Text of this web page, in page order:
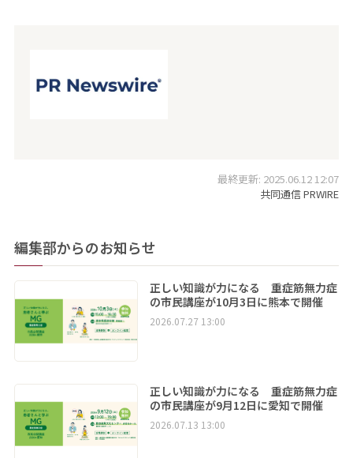
最終更新: 2025.06.12 12:07
共同通信 PRWIRE
編集部からのお知らせ
正しい知識が力になる 重症筋無力症
の市民講座が10月3日に熊本で開催
2026.07.27 13:00
正しい知識が力になる 重症筋無力症
の市民講座が9月12日に愛知で開催
2026.07.13 13:00